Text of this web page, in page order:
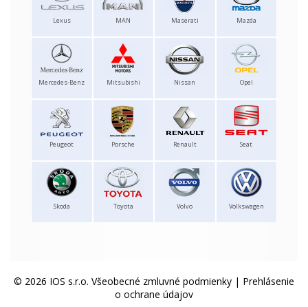
Lexus MAN Maserati Mazda
Mercedes-Benz Mitsubishi Nissan Opel
Peugeot Porsche Renault Seat
Skoda Toyota Volvo Volkswagen
© 2026 IOS s.r.o. Všeobecné zmluvné podmienky | Prehlásenie
o ochrane údajov